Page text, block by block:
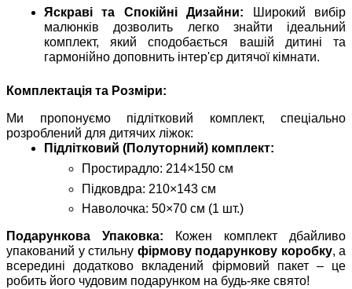
Яскраві та Спокійні Дизайни: Широкий вибір
малюнків дозволить легко знайти ідеальний
комплект, який сподобається вашій дитині та
гармонійно доповнить інтер'єр дитячої кімнати.
Комплектація та Розміри:
Ми пропонуємо підлітковий комплект, спеціально
розроблений для дитячих ліжок:
Підлітковий (Полуторний) комплект:
Простирадло: 214×150 см
Підковдра: 210×143 см
Наволочка: 50×70 см (1 шт.)
Подарункова Упаковка: Кожен комплект дбайливо
упакований у стильну фірмову подарункову коробку, а
всередині додатково вкладений фірмовий пакет – це
робить його чудовим подарунком на будь-яке свято!